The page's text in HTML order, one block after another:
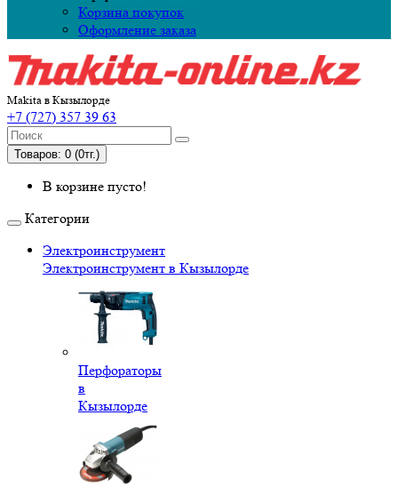
Корзина покупок
Оформление заказа
Makita в Кызылорде
+7 (727) 357 39 63
Товаров: 0 (0тг.)
В корзине пусто!
Категории
Электроинструмент
Электроинструмент в Кызылорде
Перфораторы
в
Кызылорде